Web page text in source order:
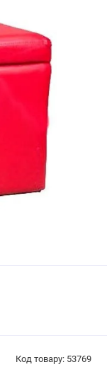
Код товару: 53769